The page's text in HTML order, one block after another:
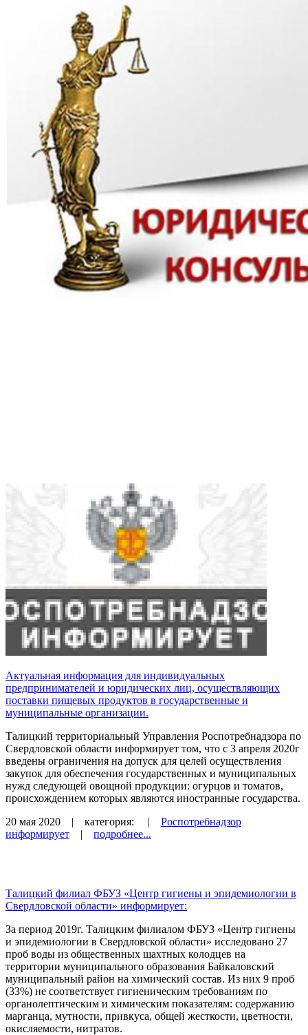
Актуальная информация для индивидуальных
предпринимателей и юридических лиц, осуществляющих
поставки пищевых продуктов в государственные и
муниципальные организации.
Талицкий территориальный Управления Роспотребнадзора по
Свердловской области информирует том, что с 3 апреля 2020г
введены ограничения на допуск для целей осуществления
закупок для обеспечения государственных и муниципальных
нужд следующей овощной продукции: огурцов и томатов,
происхождением которых являются иностранные государства.
20 мая 2020 | категория: | Роспотребнадзор
информирует | подробнее...
Талицкий филиал ФБУЗ «Центр гигиены и эпидемиологии в
Свердловской области» информирует:
За период 2019г. Талицким филиалом ФБУЗ «Центр гигиены
и эпидемиологии в Свердловской области» исследовано 27
проб воды из общественных шахтных колодцев на
территории муниципального образования Байкаловский
муниципальный район на химический состав. Из них 9 проб
(33%) не соответствует гигиеническим требованиям по
органолептическим и химическим показателям: содержанию
марганца, мутности, привкуса, общей жесткости, цветности,
окисляемости, нитратов.